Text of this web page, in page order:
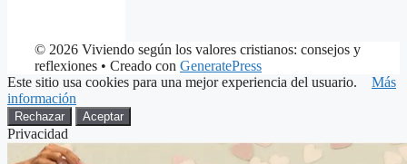
© 2026 Viviendo según los valores cristianos: consejos y
reflexiones • Creado con GeneratePress
Este sitio usa cookies para una mejor experiencia del usuario. Más
información
Rechazar Aceptar
Privacidad